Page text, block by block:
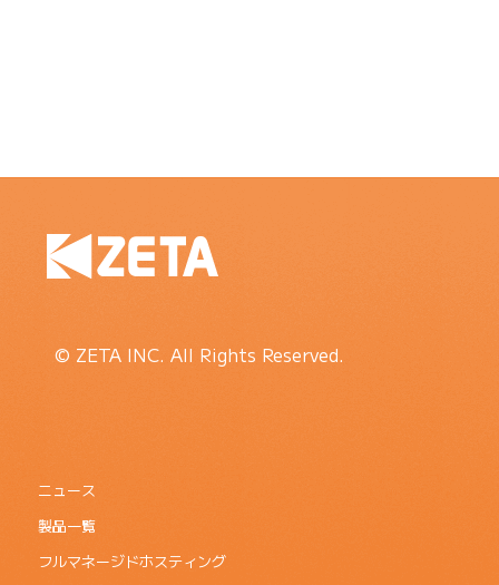
© ZETA INC. All Rights Reserved.
ニュース
製品一覧
フルマネージドホスティング